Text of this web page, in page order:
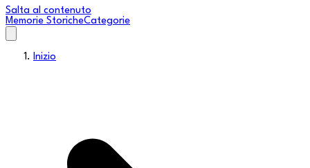
Salta al contenuto
Memorie StoricheCategorie
Inizio